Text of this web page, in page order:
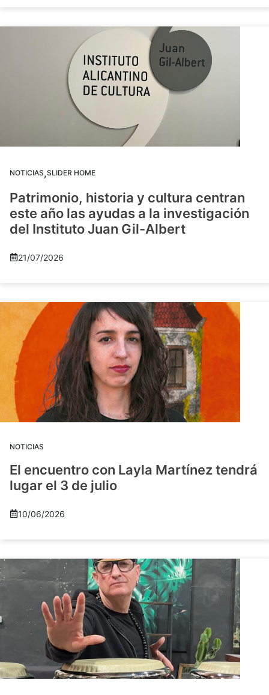
NOTICIAS,SLIDER HOME
Patrimonio, historia y cultura centran
este año las ayudas a la investigación
del Instituto Juan Gil-Albert
21/07/2026
NOTICIAS
El encuentro con Layla Martínez tendrá
lugar el 3 de julio
10/06/2026